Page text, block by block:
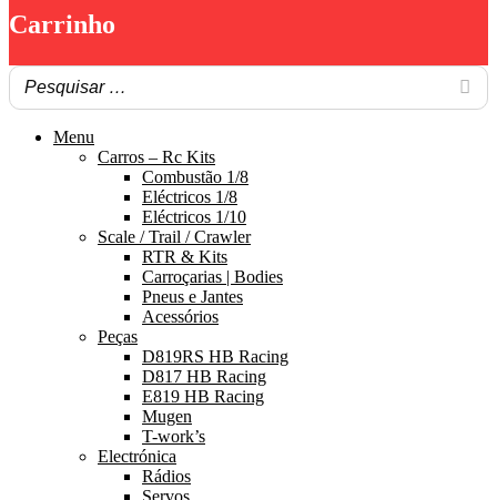
Carrinho
Menu
Carros – Rc Kits
Combustão 1/8
Eléctricos 1/8
Eléctricos 1/10
Scale / Trail / Crawler
RTR & Kits
Carroçarias | Bodies
Pneus e Jantes
Acessórios
Peças
D819RS HB Racing
D817 HB Racing
E819 HB Racing
Mugen
T-work’s
Electrónica
Rádios
Servos